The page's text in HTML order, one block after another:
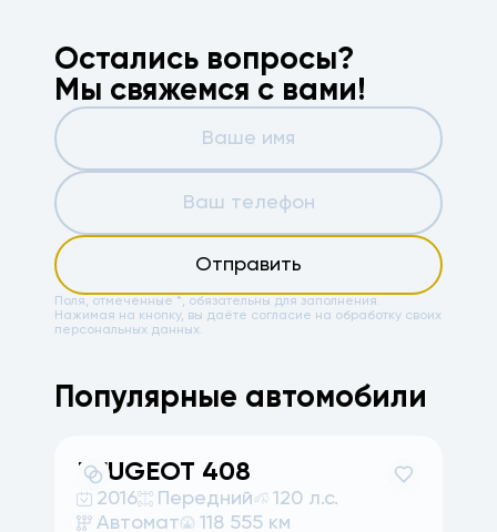
Остались вопросы?
Мы свяжемся с вами!
Отправить
Поля, отмеченные *, обязательны для заполнения.
Нажимая на кнопку, вы даёте согласие на обработку своих
персональных данных.
Популярные автомобили
PEUGEOT 408
2016 Передний
120 л.с.
Автомат
118 555 км